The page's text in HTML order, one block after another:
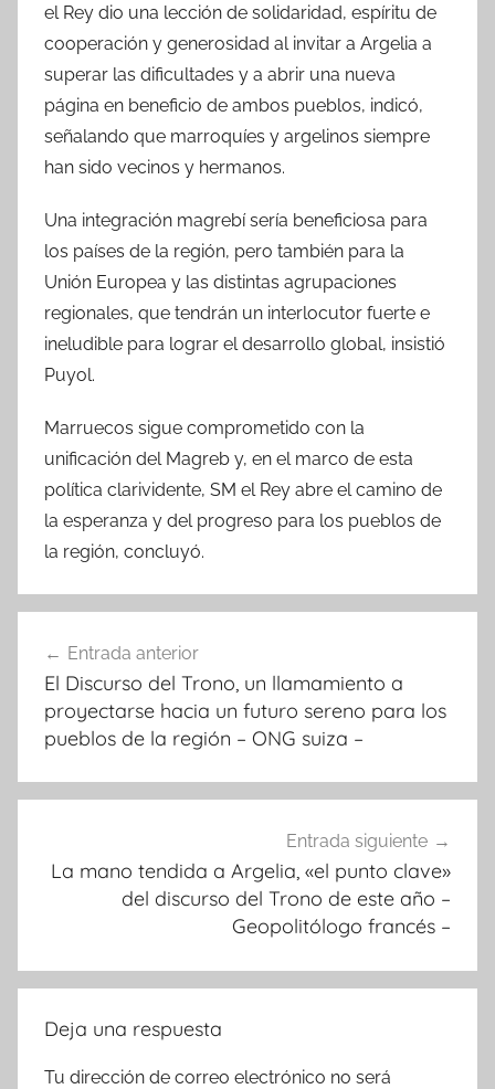
el Rey dio una lección de solidaridad, espíritu de
cooperación y generosidad al invitar a Argelia a
superar las dificultades y a abrir una nueva
página en beneficio de ambos pueblos, indicó,
señalando que marroquíes y argelinos siempre
han sido vecinos y hermanos.
Una integración magrebí sería beneficiosa para
los países de la región, pero también para la
Unión Europea y las distintas agrupaciones
regionales, que tendrán un interlocutor fuerte e
ineludible para lograr el desarrollo global, insistió
Puyol.
Marruecos sigue comprometido con la
unificación del Magreb y, en el marco de esta
política clarividente, SM el Rey abre el camino de
la esperanza y del progreso para los pueblos de
la región, concluyó.
de
entradas
Entrada anterior
El Discurso del Trono, un llamamiento a
proyectarse hacia un futuro sereno para los
pueblos de la región – ONG suiza –
Entrada siguiente
La mano tendida a Argelia, «el punto clave»
del discurso del Trono de este año –
Geopolitólogo francés –
Deja una respuesta
Tu dirección de correo electrónico no será